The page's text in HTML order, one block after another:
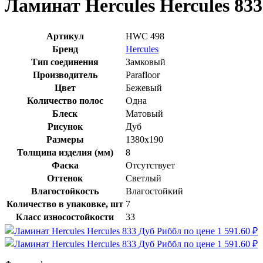
Ламинат Hercules Hercules
Артикул
HWC 498
Бренд
Hercules
Тип соединения
Замковый
Производитель
Parafloor
Цвет
Бежевый
Количество полос
Одна
Блеск
Матовый
Рисунок
Дуб
Размеры
1380x190
Толщина изделия (мм)
8
Фаска
Отсутствует
Оттенок
Светлый
Влагостойкость
Влагостойкий
Количество в упаковке, шт 7
Класс износостойкости
33